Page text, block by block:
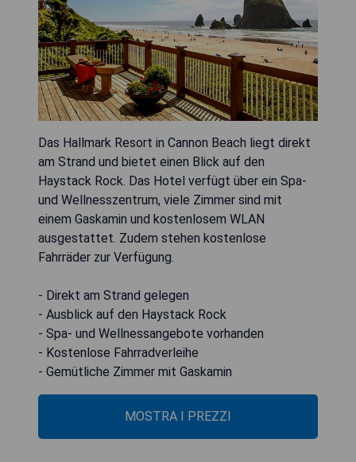
Das Hallmark Resort in Cannon Beach liegt direkt
am Strand und bietet einen Blick auf den
Haystack Rock. Das Hotel verfügt über ein Spa-
und Wellnesszentrum, viele Zimmer sind mit
einem Gaskamin und kostenlosem WLAN
ausgestattet. Zudem stehen kostenlose
Fahrräder zur Verfügung.
- Direkt am Strand gelegen
- Ausblick auf den Haystack Rock
- Spa- und Wellnessangebote vorhanden
- Kostenlose Fahrradverleihe
- Gemütliche Zimmer mit Gaskamin
MOSTRA I PREZZI